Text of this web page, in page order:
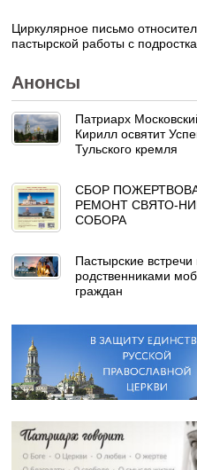
Циркулярное письмо
пастырской работы с
Анонсы
Патриарх
Кирилл освятит
Тульского кремля
СБОР
РЕМОНТ СВЯТО-
СОБОРА
Пастырские
родственниками
граждан